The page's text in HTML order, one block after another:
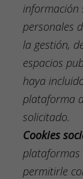
información
personales
la gestión,
espacios
haya
plataforma
solicitado.
Cookies
plataformas
permitirle